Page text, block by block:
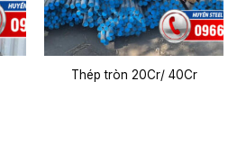
Thép tròn 20Cr/ 40Cr